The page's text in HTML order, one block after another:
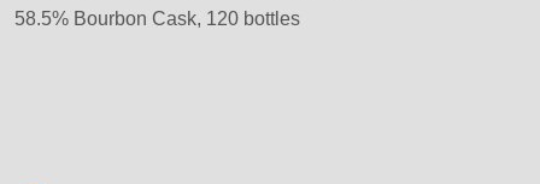
58.5% Bourbon Cask, 120 bottles